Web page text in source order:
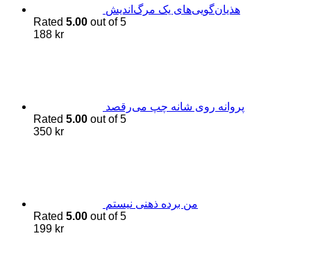
هذیان‌گویی‌های یک مرگ‌اندیش
Rated 5.00 out of 5
188 kr
پروانه روی شانه چپ می‌رقصد
Rated 5.00 out of 5
350 kr
من برده ذهنی نیستم
Rated 5.00 out of 5
199 kr